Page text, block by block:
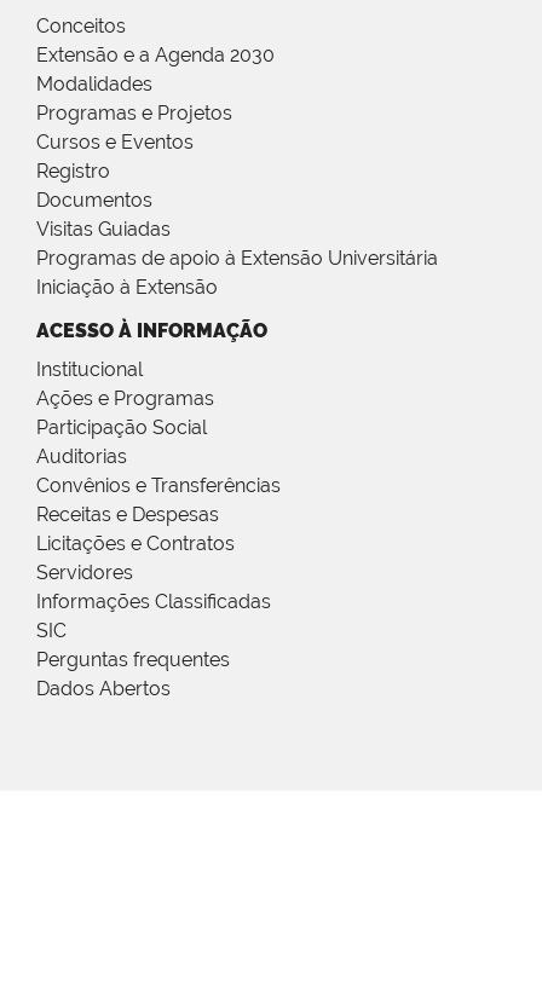
Conceitos
Extensão e a Agenda 2030
Modalidades
Programas e Projetos
Cursos e Eventos
Registro
Documentos
Visitas Guiadas
Programas de apoio à Extensão Universitária
Iniciação à Extensão
ACESSO À INFORMAÇÃO
Institucional
Ações e Programas
Participação Social
Auditorias
Convênios e Transferências
Receitas e Despesas
Licitações e Contratos
Servidores
Informações Classificadas
SIC
Perguntas frequentes
Dados Abertos